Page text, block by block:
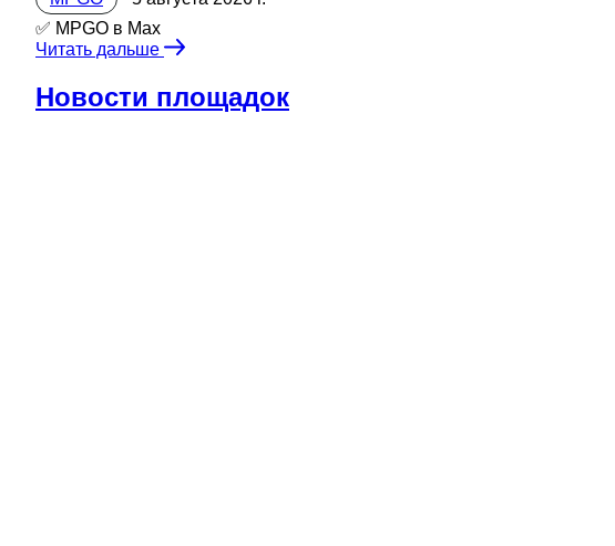
✅ MPGO в Мах
Читать дальше
Новости площадок